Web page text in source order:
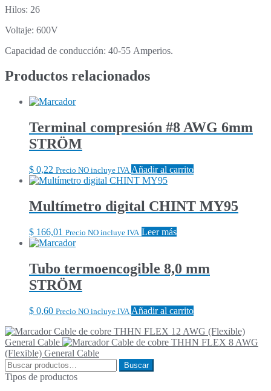
Hilos: 26
Voltaje: 600V
Capacidad de conducción: 40-55 Amperios.
Productos relacionados
Terminal compresión #8 AWG 6mm
STRÖM
$ 0,22 Precio NO incluye IVA Añadir al carrito
Multímetro digital CHINT MY95
$ 166,01 Precio NO incluye IVA Leer más
Tubo termoencogible 8,0 mm
STRÖM
$ 0,60 Precio NO incluye IVA Añadir al carrito
Cable de cobre THHN FLEX 12 AWG (Flexible)
General Cable
Cable de cobre THHN FLEX 8 AWG
(Flexible) General Cable
Buscar
por:
Buscar
Tipos de productos